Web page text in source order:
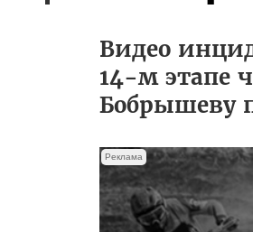
Видео
14-м этапе
Бобрышеву
Реклама